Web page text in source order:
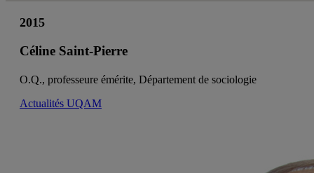
2015
Céline Saint-Pierre
O.Q., professeure émérite, Département de sociologie
Actualités UQAM